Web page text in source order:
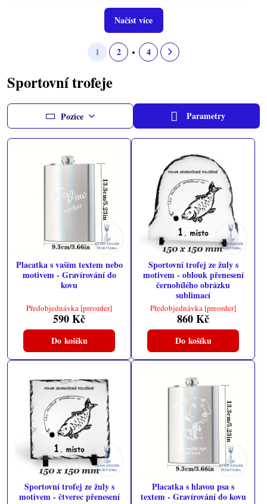
Načíst více
1 2 4
Sportovní trofeje
Pozice Parametry
Placatka s vaším textem nebo
motivem - Gravírování do
kovu
Předobjednávka [preorder]
590 Kč
Do košíku
Sportovní trofej ze žuly s
motivem - oblouk přenesení
černobílého obrázku
sublimací
Předobjednávka [preorder]
860 Kč
Do košíku
Sportovní trofej ze žuly s
motivem - čtverec přenesení
Placatka s hlavou psa s
textem - Gravírování do kovu